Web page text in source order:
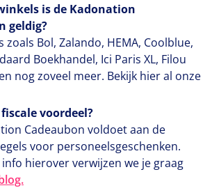
is de Kadonation
geldig?
zoals Bol, Zalando, HEMA, Coolblue,
Boekhandel, Ici Paris XL, Filou
nog zoveel meer. Bekijk hier al onze
voordeel?
Cadeaubon voldoet aan de
voor personeelsgeschenken.
hierover verwijzen we je graag